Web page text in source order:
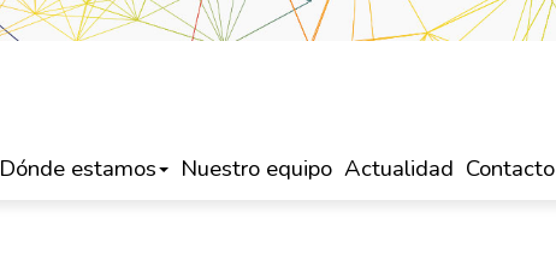
Dónde estamos Nuestro equipo Actualidad Contacto